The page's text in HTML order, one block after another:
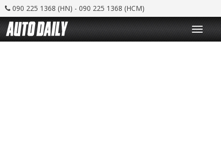
090 225 1368 (HN) - 090 225 1368 (HCM)
T
o
g